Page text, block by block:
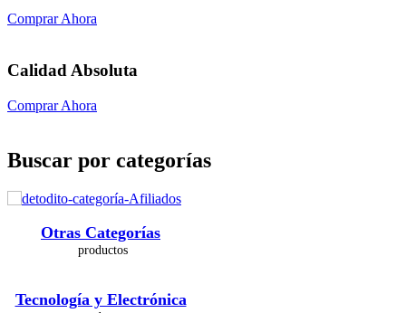
Comprar Ahora
Calidad Absoluta
Comprar Ahora
Buscar por categorías
Otras Categorías
Tecnología y Electrónica